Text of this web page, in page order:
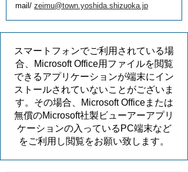
mail/ zeimu@town.yoshida.shizuoka.jp
スマートフォンでご利用されている場
合、Microsoft Office用ファイルを閲覧
できるアプリケーションが端末にイン
ストールされていないことがございま
す。その場合、Microsoft Officeまたは
無償のMicrosoft社製ビューアーアプリ
ケーションの入っているPC端末など
をご利用し閲覧をお願い致します。